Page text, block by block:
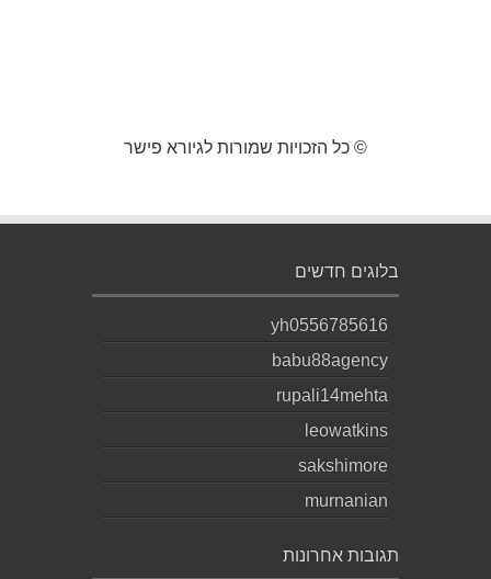
© כל הזכויות שמורות לגיורא פישר
בלוגים חדשים
yh0556785616
babu88agency
rupali14mehta
leowatkins
sakshimore
murnanian
תגובות אחרונות